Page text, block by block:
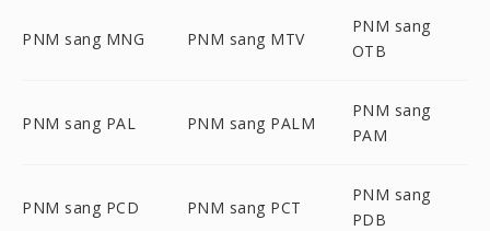
PNM sang MNG PNM sang MTV
PNM sang
OTB
PNM sang PAL PNM sang PALM
PNM sang
PAM
PNM sang PCD PNM sang PCT
PNM sang
PDB